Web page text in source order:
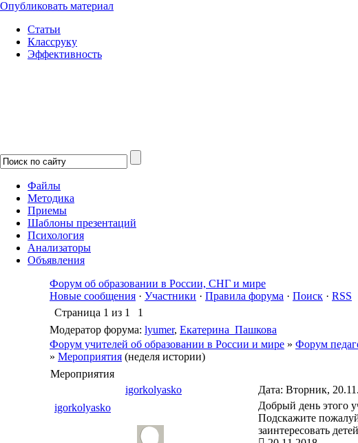
Опубликовать материал
Статьи
Классруку
Эффективность
Файлы
Методика
Приемы
Шаблоны презентаций
Психология
Анализаторы
Объявления
Форум об образовании в России, СНГ и мире
Новые сообщения · Участники · Правила форума · Поиск · RSS
Страница 1 из 1
1
Модератор форума: lyumer, Екатерина_Пашкова
Форум учителей об образовании в России и мире » Форум
» Мероприятия (неделя истории)
Мероприятия
igorkolyasko
Дата: Вторник,
igorkolyasko
Добрый день этого
Подскажите
заинтересовать